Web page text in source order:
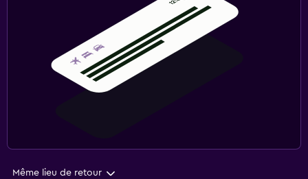
Même lieu de retour